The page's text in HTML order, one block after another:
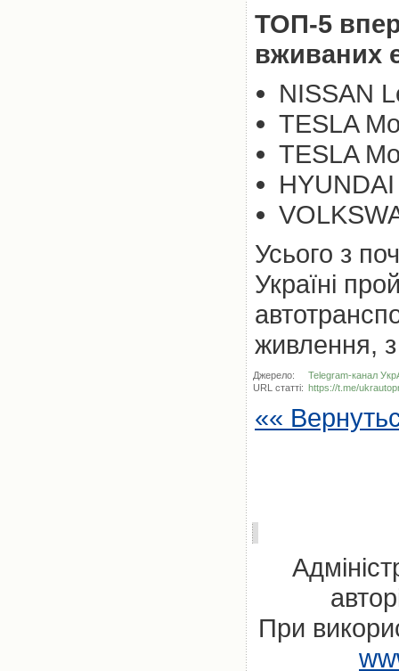
ТОП-5
вживаних
NISSAN
TESLA
TESLA
Усього з
Україні
живлення,
Джерело:
Telegram-канал
URL статті: https://t.me/
««
При